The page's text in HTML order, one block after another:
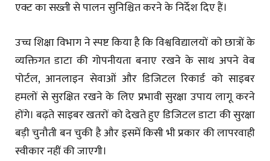
एक्ट का सख्ती से पालन सुनिश्चित करने के निर्देश दिए हैं।
उच्च शिक्षा विभाग ने स्पष्ट किया है कि विश्वविद्यालयों को छात्रों के
व्यक्तिगत डाटा की गोपनीयता बनाए रखने के साथ अपने वेब
पोर्टल, आनलाइन सेवाओं और डिजिटल रिकार्ड को साइबर
हमलों से सुरक्षित रखने के लिए प्रभावी सुरक्षा उपाय लागू करने
होंगे। बढ़ते साइबर खतरों को देखते हुए डिजिटल डाटा की सुरक्षा
बड़ी चुनौती बन चुकी है और इसमें किसी भी प्रकार की लापरवाही
स्वीकार नहीं की जाएगी।